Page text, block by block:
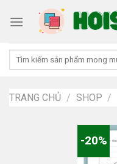
Tìm
TRANG CHỦ / SHOP /
-20%